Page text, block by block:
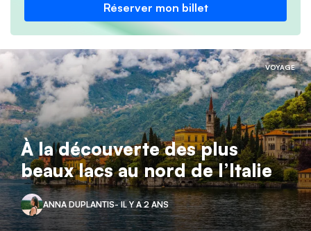
Réserver mon billet
VOYAGE
À la découverte des plus
beaux lacs au nord de l’Italie
ANNA DUPLANTIS- IL Y A 2 ANS